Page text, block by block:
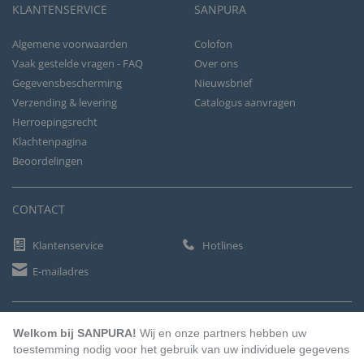
KLANTENSERVICE
Algemene voorwaarden
Vaak gestelde vragen - FAQ
Gegevensbescherming
Verzending & levering
Herroepingsrecht
Klachtenpagina
Beoordelingen
SANPURA
Colofon
Over ons
Nieuwsbrief
Catalogus aanvragen
CONTACT
Klantenservice
Hotlines
E-mailadres
Welkom bij SANPURA! Wij en onze partners hebben uw
toestemming nodig voor het gebruik van uw individuele gegevens